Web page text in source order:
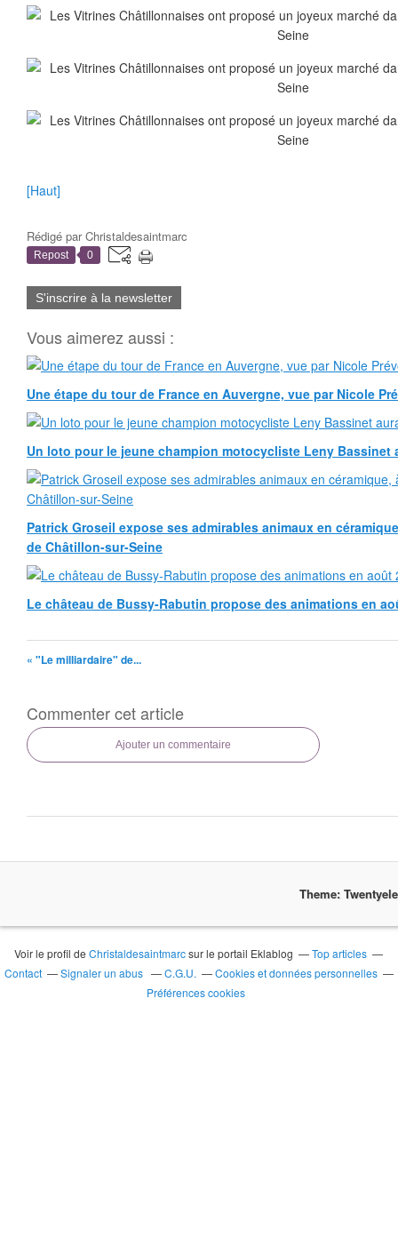
[Haut]
Rédigé parChristaldesaintmarc
Repost 0
S'inscrire à la newsletter
Vous aimerez aussi :
Une étape du tour de France en Auvergne, vue par Nicole
Un loto pour le jeune champion motocycliste Leny Bassinet
Patrick Groseil expose ses admirables animaux en
de Châtillon-sur-Seine
Le château de Bussy-Rabutin propose des animations en
« "Le milliardaire" de...
Commenter cet article
Ajouter un commentaire
Theme:
Voir le profil deChristaldesaintmarcsur le portail Eklablog
Top articles
Contact
Signaler un abus C.G.U.
Cookies et données personnelles
Préférences cookies